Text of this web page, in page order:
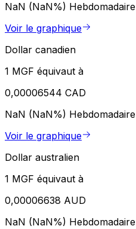
NaN (NaN%) Hebdomadaire
Voir le graphique
Dollar canadien
1 MGF équivaut à
0,00006544 CAD
NaN (NaN%) Hebdomadaire
Voir le graphique
Dollar australien
1 MGF équivaut à
0,00006638 AUD
NaN (NaN%) Hebdomadaire